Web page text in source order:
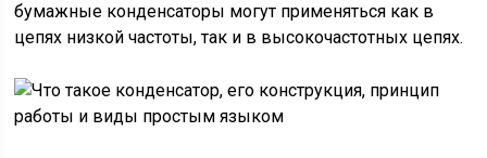
бумажные конденсаторы могут применяться как в
цепях низкой частоты, так и в высокочастотных цепях.